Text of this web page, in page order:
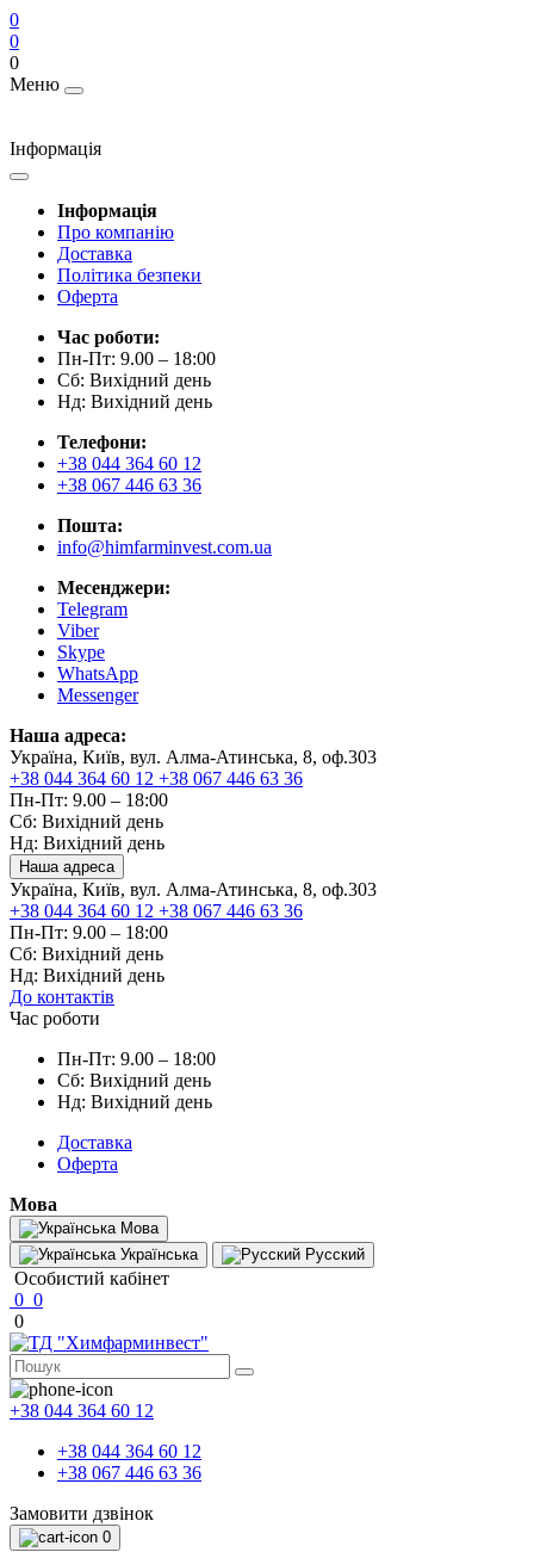
0
0
0
Меню
Інформація
Інформація
Про компанію
Доставка
Політика безпеки
Оферта
Час роботи:
Пн-Пт: 9.00 – 18:00
Сб: Вихідний день
Нд: Вихідний день
Телефони:
+38 044 364 60 12
+38 067 446 63 36
Пошта:
info@himfarminvest.com.ua
Месенджери:
Telegram
Viber
Skype
WhatsApp
Messenger
Наша адреса:
Україна, Київ, вул. Алма-Атинська, 8, оф.303
+38 044 364 60 12 +38 067 446 63 36
Пн-Пт: 9.00 – 18:00
Сб: Вихідний день
Нд: Вихідний день
Наша адреса
Україна, Київ, вул. Алма-Атинська, 8, оф.303
+38 044 364 60 12 +38 067 446 63 36
Пн-Пт: 9.00 – 18:00
Сб: Вихідний день
Нд: Вихідний день
До контактів
Час роботи
Пн-Пт: 9.00 – 18:00
Сб: Вихідний день
Нд: Вихідний день
Доставка
Оферта
Мова
Мова
Українська
Русский
Особистий кабінет
0 0
0
+38 044 364 60 12
+38 044 364 60 12
+38 067 446 63 36
Замовити дзвінок
0